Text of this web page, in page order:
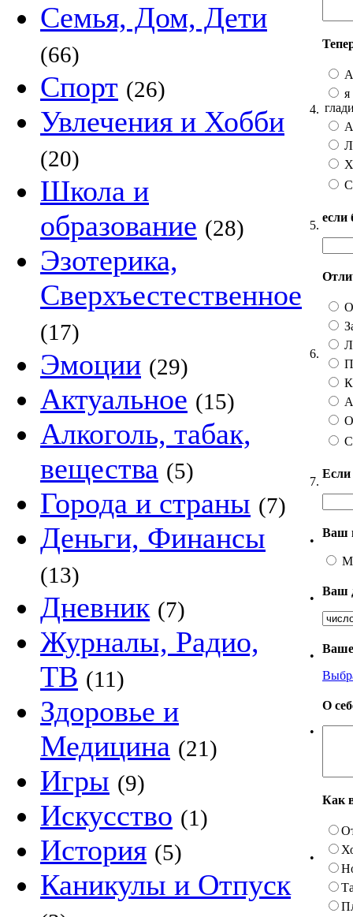
Семья, Дом, Дети
(66)
Спорт (26)
Увлечения и Хобби
(20)
Школа и
образование (28)
Эзотерика,
Сверхъестественное
(17)
Эмоции (29)
Актуальное (15)
Алкоголь, табак,
вещества (5)
Города и страны (7)
Деньги, Финансы
(13)
Дневник (7)
Журналы, Радио,
ТВ (11)
Здоровье и
Медицина (21)
Игры (9)
Искусство (1)
История (5)
Каникулы и Отпуск
4.
я
5.
если
6.
7.
•
Ваш
•
Ваш
•
Ваше
•
О
•
Как